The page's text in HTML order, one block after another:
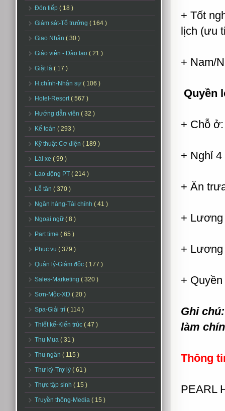
Đón tiếp ( 18 )
Giám sát-Tổ trưởng ( 164 )
Giao Nhận ( 30 )
Giáo viên - Đào tạo ( 21 )
Giặt là ( 17 )
H.chính-Nhân sự ( 106 )
Hotel-Resort( 567 )
Hướng dẫn viên ( 32 )
Kế toán ( 293 )
Kỹ thuật-Cơ điện ( 189 )
Lái xe ( 99 )
Lao động PT ( 214 )
Lễ tân ( 370 )
Ngân hàng-Tài chính ( 41 )
Ngoại ngữ ( 8 )
Part time ( 65 )
Phục vụ ( 379 )
Quản lý-Giám đốc ( 177 )
Sales-Marketing ( 320 )
Sơn-Mộc-XD ( 20 )
Spa-Giải trí ( 114 )
Thiết kế-Kiến trúc ( 47 )
Thu Mua ( 31 )
Thu ngân ( 115 )
Thư ký-Trợ lý ( 61 )
Thực tập sinh ( 15 )
Truyền thông-Media ( 15 )
+ Tốt
lịch (ưu
+ Nam/
Quyền
+ Chỗ
+ Nghỉ 4
+ Ăn
+ Lương
+ Lương
+
Ghi
làm
Thông
PEARL